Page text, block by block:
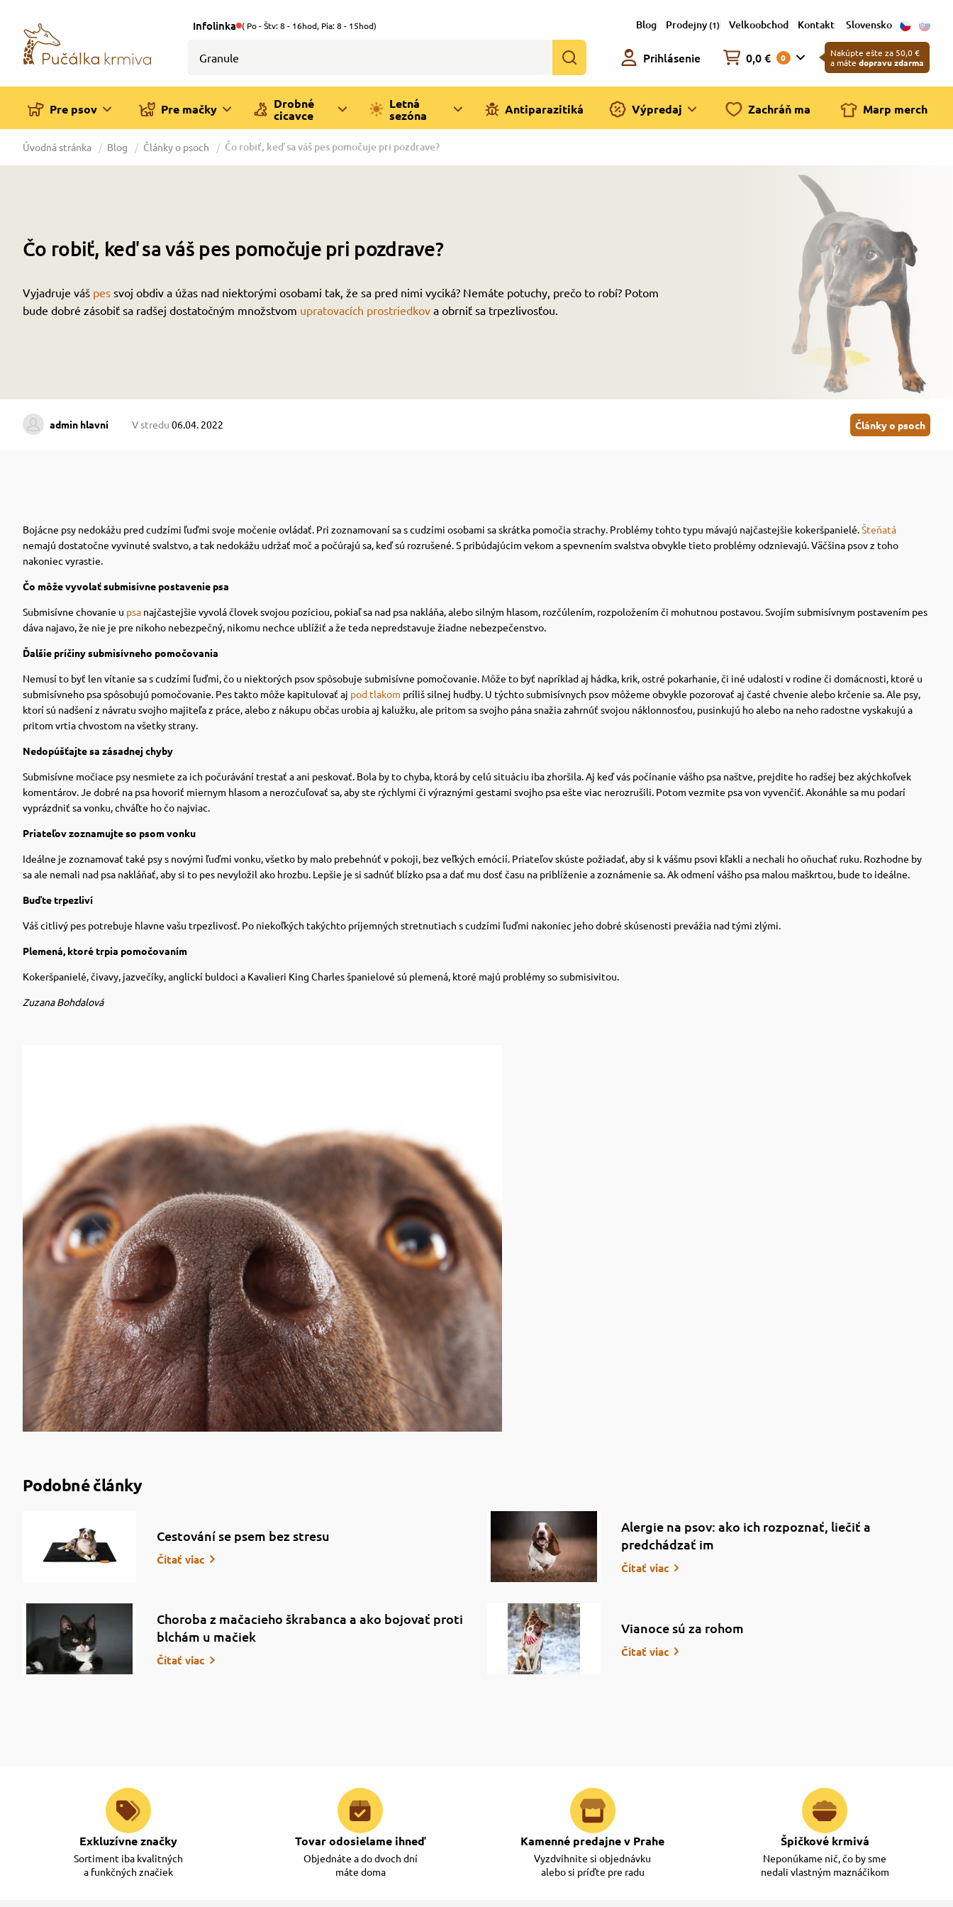
Infolinka ( Po - Štv: 8 - 16hod, Pia: 8 - 15hod) Blog Prodejny (1) Velkoobchod Kontakt Slovensko
Prihlásenie 0,0 € 0
Nakúpte ešte za 50,0 €
a máte dopravu zdarma
Pre psov Pre mačky
Drobné
cicavce
Letná
sezóna
Antiparazitiká Výpredaj Zachráň ma Marp merch
Úvodná stránka Blog Články o psoch Čo robiť, keď sa váš pes pomočuje pri pozdrave?
Čo robiť, keď sa váš pes pomočuje pri pozdrave?
Vyjadruje váš pes svoj obdiv a úžas nad niektorými osobami tak, že sa pred nimi vyciká? Nemáte potuchy, prečo to robí? Potom
bude dobré zásobiť sa radšej dostatočným množstvom upratovacích prostriedkov a obrniť sa trpezlivosťou.
admin hlavní V stredu 06.04. 2022 Články o psoch
Bojácne psy nedokážu pred cudzími ľuďmi svoje močenie ovládať. Pri zoznamovaní sa s cudzími osobami sa skrátka pomočia strachy. Problémy tohto typu mávajú najčastejšie kokeršpanielé.Šteňatá
nemajú dostatočne vyvinuté svalstvo, a tak nedokážu udržať moč a počúrajú sa, keď sú rozrušené. S pribúdajúcim vekom a spevnením svalstva obvykle tieto problémy odznievajú. Väčšina psov z toho
nakoniec vyrastie.
Čo môže vyvolať submisívne postavenie psa
Submisívne chovanie u psa najčastejšie vyvolá človek svojou pozíciou, pokiaľ sa nad psa nakláňa, alebo silným hlasom, rozčúlením, rozpoložením či mohutnou postavou.Svojím submisívnym postavením pes
dáva najavo, že nie je pre nikoho nebezpečný, nikomu nechce ublížiť a že teda nepredstavuje žiadne nebezpečenstvo.
Ďalšie príčiny submisívneho pomočovania
Nemusí to byť len vítanie sa s cudzími ľuďmi, čo u niektorých psov spôsobuje submisívne pomočovanie. Môže to byť napríklad aj hádka, krik, ostré pokarhanie, či iné udalosti v rodine či domácnosti, ktoré u
submisívneho psa spôsobujú pomočovanie. Pes takto môže kapitulovať aj pod tlakom príliš silnej hudby. U týchto submisívnych psov môžeme obvykle pozorovať aj časté chvenie alebo krčenie sa.Ale psy,
ktorí sú nadšení z návratu svojho majiteľa z práce, alebo z nákupu občas urobia aj kalužku, ale pritom sa svojho pána snažia zahrnúť svojou náklonnosťou, pusinkujú ho alebo na neho radostne vyskakujú a
pritom vrtia chvostom na všetky strany.
Nedopúšťajte sa zásadnej chyby
Submisívne močiace psy nesmiete za ich počurávání trestať a ani peskovať. Bola by to chyba, ktorá by celú situáciu iba zhoršila.Aj keď vás počínanie vášho psa naštve, prejdite ho radšej bez akýchkoľvek
komentárov.Je dobré na psa hovoriť miernym hlasom a nerozčuľovať sa, aby ste rýchlymi či výraznými gestami svojho psa ešte viac nerozrušili. Potom vezmite psa von vyvenčiť. Akonáhle sa mu podarí
vyprázdniť sa vonku, chváľte ho čo najviac.
Priateľov zoznamujte so psom vonku
Ideálne je zoznamovať také psy s novými ľuďmi vonku, všetko by malo prebehnúť v pokoji, bez veľkých emócií. Priateľov skúste požiadať, aby si k vášmu psovi kľakli a nechali ho oňuchať ruku. Rozhodne by
sa ale nemali nad psa nakláňať, aby si to pes nevyložil ako hrozbu. Lepšie je si sadnúť blízko psa a dať mu dosť času na priblíženie a zoznámenie sa. Ak odmení vášho psa malou maškrtou, bude to ideálne.
Buďte trpezliví
Váš citlivý pes potrebuje hlavne vašu trpezlivosť. Po niekoľkých takýchto príjemných stretnutiach s cudzími ľuďmi nakoniec jeho dobré skúsenosti prevážia nad tými zlými.
Plemená, ktoré trpia pomočovaním
Kokeršpanielé, čivavy, jazvečíky, anglickí buldoci a Kavalieri King Charles španielové sú plemená, ktoré majú problémy so submisivitou.
Zuzana Bohdalová
Podobné články
Cestování se psem bez stresu
Čítať viac
Alergie na psov: ako ich rozpoznať, liečiť a
predchádzať im
Čítať viac
Choroba z mačacieho škrabanca a ako bojovať proti
blchám u mačiek
Čítať viac
Vianoce sú za rohom
Čítať viac
Exkluzívne značky
Sortiment iba kvalitných
a funkčných značiek
Tovar odosielame ihneď
Objednáte a do dvoch dní
máte doma
Kamenné predajne v Prahe
Vyzdvihnite si objednávku
alebo si príďte pre radu
Špičkové krmivá
Neponúkame nič, čo by sme
nedali vlastným maznáčikom